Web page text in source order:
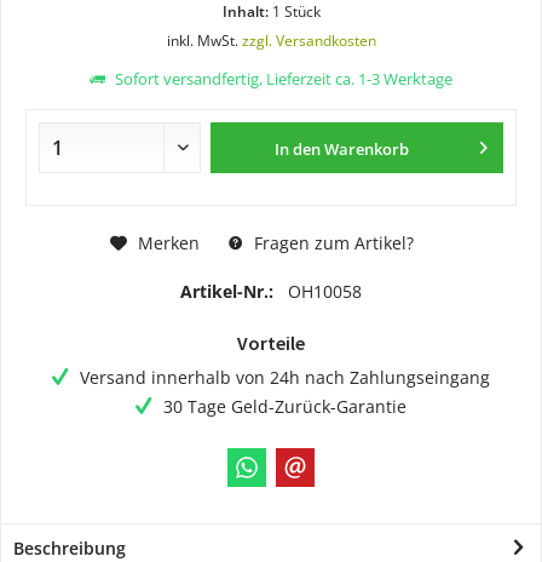
Inhalt: 1 Stück
inkl. MwSt.zzgl. Versandkosten
Sofort versandfertig, Lieferzeit ca. 1-3 Werktage
In denWarenkorb
Merken Fragen zum Artikel?
Artikel-Nr.: OH10058
Vorteile
Versand innerhalb von 24h nach Zahlungseingang
30 Tage Geld-Zurück-Garantie
Beschreibung